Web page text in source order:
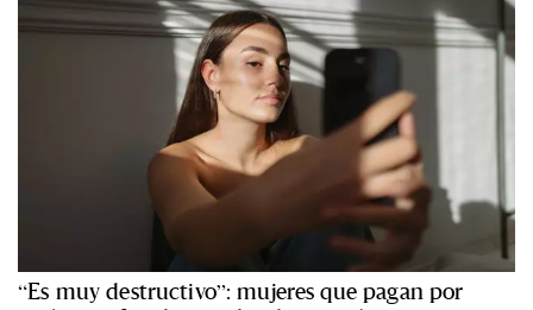
“Es muy destructivo”: mujeres que pagan por